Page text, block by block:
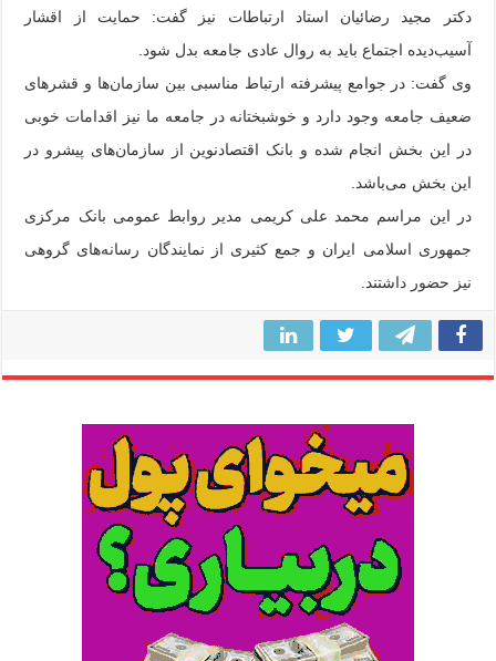
دکتر مجید رضائیان استاد ارتباطات نیز گفت: حمایت از اقشار
آسیب‌دیده اجتماع باید به روال عادی جامعه بدل شود.
وی گفت: در جوامع پیشرفته ارتباط مناسبی بین سازمان‌ها و قشرهای
ضعیف جامعه وجود دارد و خوشبختانه در جامعه ما نیز اقدامات خوبی
در این بخش انجام شده و بانک اقتصادنوین از سازمان‌های پیشرو در
این بخش می‌باشد.
در این مراسم محمد علی کریمی مدیر روابط عمومی بانک مرکزی
جمهوری اسلامی ایران و جمع کثیری از نمایندگان رسانه‌های گروهی
نیز حضور داشتند.